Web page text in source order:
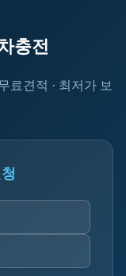
충전
료견적 · 최저가 보